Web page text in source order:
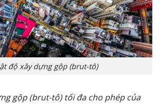
độ xây dựng gộp (brut-tô)
gộp (brut-tô) tối đa cho phép của